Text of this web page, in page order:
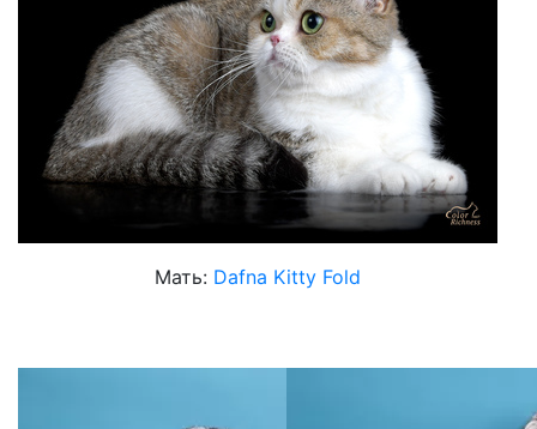
Мать: Dafna Kitty Fold